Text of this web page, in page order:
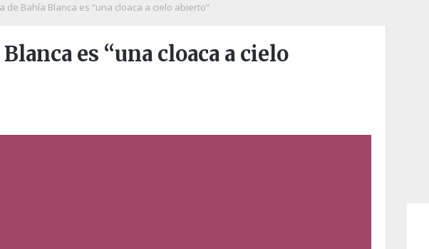
de Bahía Blanca es “una cloaca a cielo abierto”
es “una cloaca a cielo